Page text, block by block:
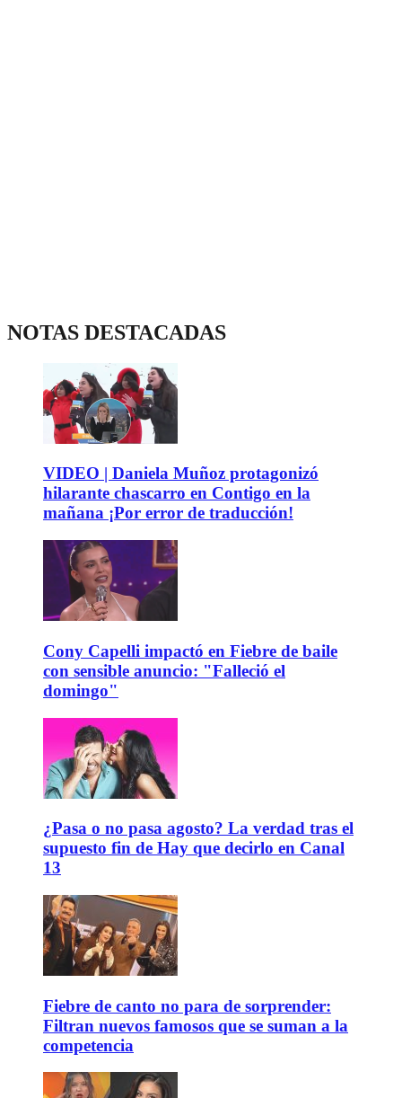
NOTAS DESTACADAS
VIDEO | Daniela Muñoz protagonizó
hilarante chascarro en Contigo en la
mañana ¡Por error de traducción!
Cony Capelli impactó en Fiebre de baile
con sensible anuncio: "Falleció el
domingo"
¿Pasa o no pasa agosto? La verdad tras el
supuesto fin de Hay que decirlo en Canal
13
Fiebre de canto no para de sorprender:
Filtran nuevos famosos que se suman a la
competencia